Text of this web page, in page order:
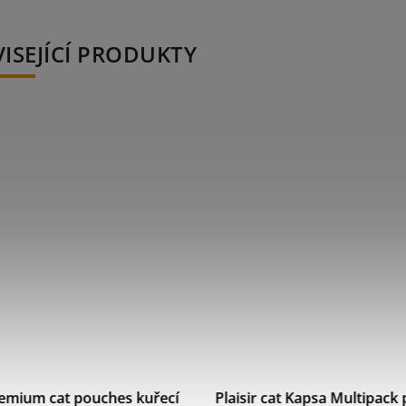
PRODUKTY
Kapsa Multipack pro koťata
Brit Premium Cat